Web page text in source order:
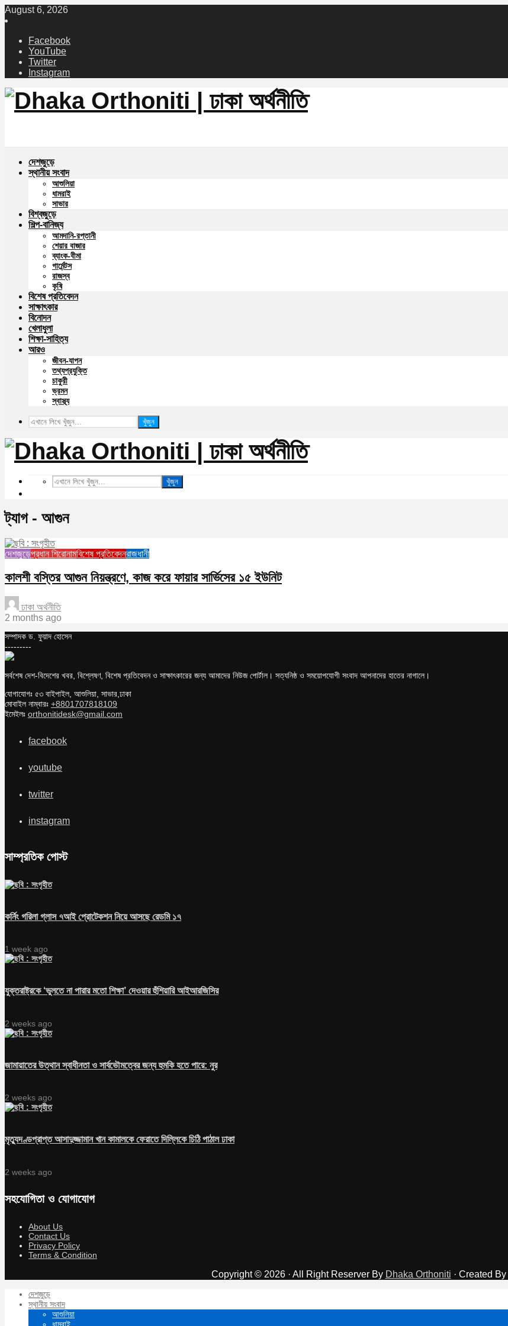
August 6, 2026
Facebook
YouTube
Twitter
Instagram
দেশজুড়ে
স্থানীয় সংবাদ
আশুলিয়া
ধামরাই
সাভার
বিশ্বজুড়ে
শিল্প-বানিজ্য
আমদানি-রপ্তানী
শেয়ার বাজার
ব্যাংক-বীমা
গার্মেন্টস
রাজস্ব
কৃষি
বিশেষ প্রতিবেদন
সাক্ষাৎকার
বিনোদন
খেলাধুলা
শিক্ষা-সাহিত্য
আরও
জীবন-যাপন
তথ্যপ্রযুক্তি
চাকুরী
ভ্রমন
স্বাস্থ্য
খুঁজুন
খুঁজুন
ট্যাগ - আগুন
দেশজুড়েপ্রধান শিরোনামবিশেষ প্রতিবেদনরাজধানী
কালশী বস্তির আগুন নিয়ন্ত্রণে, কাজ করে ফায়ার সার্ভিসের ১৫ ইউনিট
ঢাকা অর্থনীতি
2 months ago
সম্পাদক ড. ফুয়াদ হোসেন
---------
সর্বশেষ দেশ-বিদেশের খবর, বিশ্লেষণ, বিশেষ প্রতিবেদন ও সাক্ষাৎকারের জন্য আমাদের নিউজ পোর্টাল। সত্যনিষ্ঠ ও সময়োপযোগী সংবাদ আপনাদের হাতের নাগালে।
যোগাযোগঃ ৫৩ বাইপাইল, আশুলিয়া, সাভার,ঢাকা
মোবাইল নাম্বারঃ +8801707818109
ইমেইলঃ orthonitidesk@gmail.com
facebook
youtube
twitter
instagram
সাম্প্রতিক পোস্ট
কর্নিং গরিলা গ্লাস ৭আই প্রোটেকশন নিয়ে আসছে রেডমি ১৭
1 week ago
যুক্তরাষ্ট্রকে ‘ভুলতে না পারার মতো শিক্ষা’ দেওয়ার হুঁশিয়ারি আইআরজিসির
2 weeks ago
জামায়াতের উত্থান স্বাধীনতা ও সার্বভৌমত্বের জন্য হুমকি হতে পারে: নুর
2 weeks ago
মৃত্যুদণ্ডপ্রাপ্ত আসাদুজ্জামান খান কামালকে ফেরাতে দিল্লিকে চিঠি পাঠাল ঢাকা
2 weeks ago
সহযোগিতা ও যোগাযোগ
About Us
Contact Us
Privacy Policy
Terms & Condition
Copyright © 2026 · All Right Reserver By Dhaka Orthoniti · Created By
দেশজুড়ে
স্থানীয় সংবাদ
আশুলিয়া